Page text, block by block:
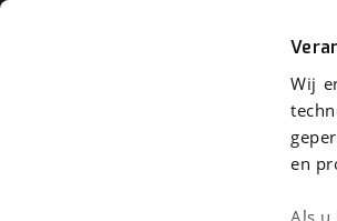
Wij
en
Als u
Auto
We hebben 25